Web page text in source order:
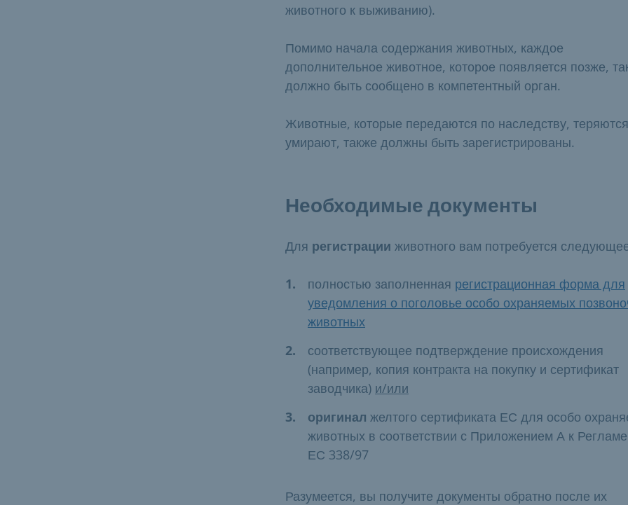
животного к выживанию).
Помимо начала содержания животных, каждое
дополнительное животное, которое появляется позже,
должно быть сообщено в компетентный орган.
Животные, которые передаются по наследству,
умирают, также должны быть зарегистрированы.
Необходимые документы
Для регистрации животного вам потребуется
полностью заполненная регистрационная форма для
уведомления о поголовье особо охраняемых
животных
соответствующее подтверждение происхождения
(например, копия контракта на покупку и сертификат
заводчика) и/или
оригинал желтого сертификата ЕС для особо
животных в соответствии с Приложением А к
ЕС 338/97
Разумеется, вы получите документы обратно после их